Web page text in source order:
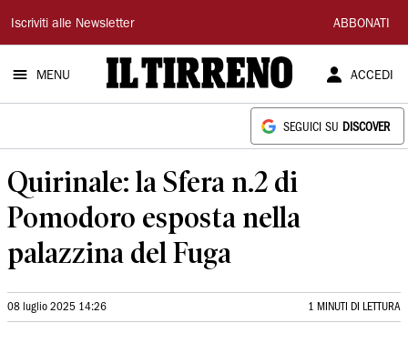
Il
Tirreno
Iscriviti alle Newsletter ABBONATI
MENU ACCEDI
SEGUICI SU DISCOVER
Quirinale: la Sfera n.2 di
Pomodoro esposta nella
palazzina del Fuga
08 luglio 2025 14:26 1 MINUTI DI LETTURA